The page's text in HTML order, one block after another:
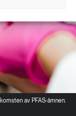
av PFAS-ämnen.